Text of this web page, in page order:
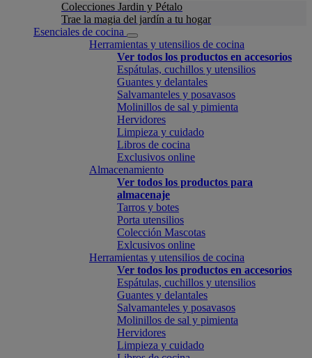
Colecciones Jardin y Pétalo
Trae la magia del jardín a tu hogar
Esenciales de cocina
Herramientas y utensilios de cocina
Ver todos los productos en accesorios
Espátulas, cuchillos y utensilios
Guantes y delantales
Salvamanteles y posavasos
Molinillos de sal y pimienta
Hervidores
Limpieza y cuidado
Libros de cocina
Exclusivos online
Almacenamiento
Ver todos los productos para
almacenaje
Tarros y botes
Porta utensilios
Colección Mascotas
Exlcusivos online
Herramientas y utensilios de cocina
Ver todos los productos en accesorios
Espátulas, cuchillos y utensilios
Guantes y delantales
Salvamanteles y posavasos
Molinillos de sal y pimienta
Hervidores
Limpieza y cuidado